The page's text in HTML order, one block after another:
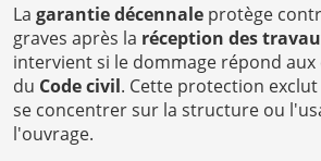
La garantie décennale protège
graves après la réception des
intervient si le dommage répond
du Code civil. Cette protection
se concentrer sur la structure ou
l'ouvrage.